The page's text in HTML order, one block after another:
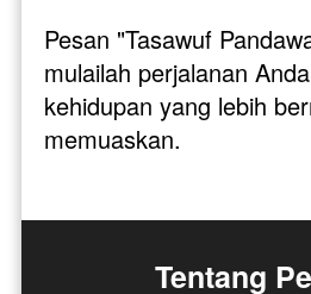
Pesan "Tasawuf
mulailah perjalanan
kehidupan yang lebih
memuaskan.
Tentang